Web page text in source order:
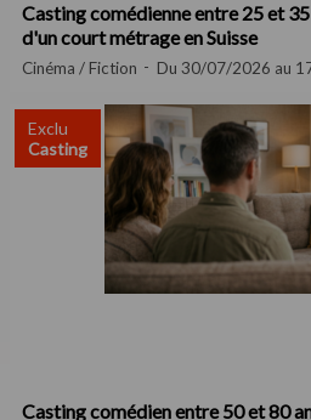
Casting comédienne entre 25 et
d'un court métrage en Suisse
Cinéma / Fiction Du 30/07/2026 au
Exclu
Casting
Casting comédien entre 50 et 80